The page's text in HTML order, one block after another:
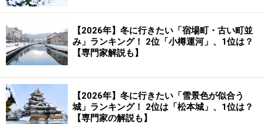
南側から眺める松本城。国宝に指定されている城は、松
本城を含めて全国に4つしかありません（2001年4月撮
影）
松本城（Yahoo! 地図情報
【2026年】冬に行きたい「宿場町・古い町並
み」ランキング！ 2位「小樽運河」、1位は？
【専門家解説も】
【2026年】冬に行きたい「雪景色が似合う
城」ランキング！ 2位は「松本城」、1位は？
【専門家の解説も】